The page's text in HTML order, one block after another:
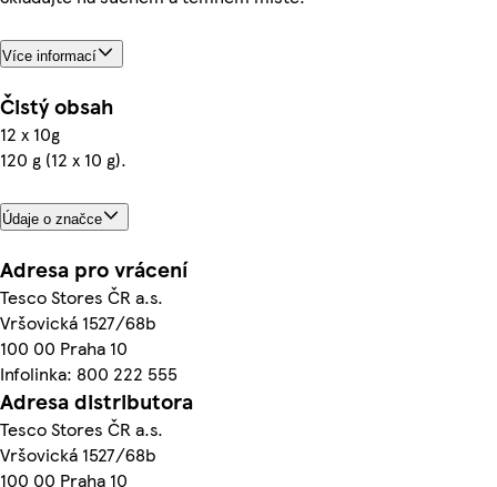
Více informací
Čistý obsah
12 x 10g
120 g (12 x 10 g).
Údaje o značce
Adresa pro vrácení
Tesco Stores ČR a.s.
Vršovická 1527/68b
100 00 Praha 10
Infolinka: 800 222 555
Adresa distributora
Tesco Stores ČR a.s.
Vršovická 1527/68b
100 00 Praha 10